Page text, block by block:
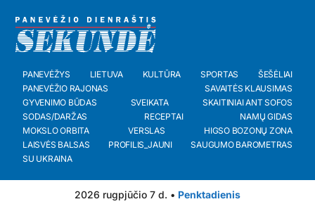
PANEVĖŽYS LIETUVA KULTŪRA SPORTAS
ŠEŠĖLIAI
PANEVĖŽIO RAJONAS
SAVAITĖS KLAUSIMAS
GYVENIMO BŪDAS
SVEIKATA
SKAITINIAI ANT SOFOS
SODAS/DARŽAS
RECEPTAI
NAMŲ GIDAS
MOKSLO ORBITA
VERSLAS
HIGSO BOZONŲ ZONA
LAISVĖS BALSAS
PROFILIS_JAUNI
SAUGUMO BAROMETRAS
SU UKRAINA
2026 rugpjūčio 7 d. • Penktadienis